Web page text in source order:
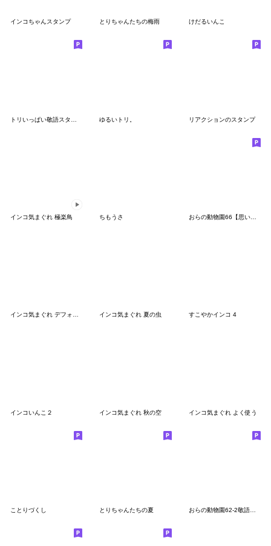
インコちゃんスタンプ とりちゃんたちの梅雨 けだるいんこ
ゆるいトリ。 リアクションのスタンプ
インコ気まぐれ 極楽鳥 ちもうさ おらの動物園66【思いやり】インコ
インコ気まぐれ デフォルト風 インコ気まぐれ 夏の虫 すこやかインコ 4
インコいんこ２ インコ気まぐれ 秋の空 インコ気まぐれ よく使う
ことりづくし とりちゃんたちの夏 おらの動物園62-2敬語★セキセイインコ12